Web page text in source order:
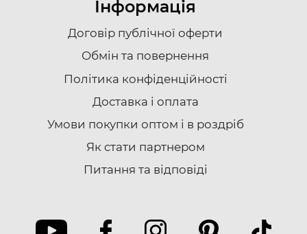
Інформація
Договір публічної оферти
Обмін та повернення
Політика конфіденційності
Доставка i оплата
Умови покупки оптом і в роздріб
Як стати партнером
Питання та відповіді